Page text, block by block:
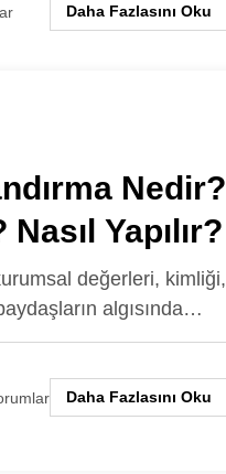
Daha Fazlasını Oku
Nedir?
Yapılır?
değerleri, kimliği,
algısında…
Daha Fazlasını Oku